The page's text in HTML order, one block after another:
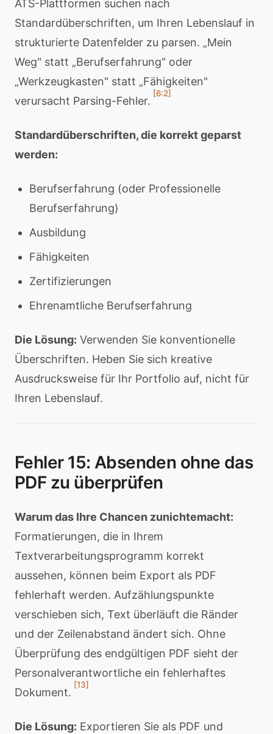
ATS-Plattformen suchen nach
Standardüberschriften, um Ihren Lebenslauf in
strukturierte Datenfelder zu parsen. „Mein
Weg" statt „Berufserfahrung" oder
„Werkzeugkasten" statt „Fähigkeiten"
verursacht Parsing-Fehler.
[6:2]
Standardüberschriften, die korrekt geparst
werden:
Berufserfahrung (oder Professionelle
Berufserfahrung)
Ausbildung
Fähigkeiten
Zertifizierungen
Ehrenamtliche Berufserfahrung
Die Lösung: Verwenden Sie konventionelle
Überschriften. Heben Sie sich kreative
Ausdrucksweise für Ihr Portfolio auf, nicht für
Ihren Lebenslauf.
Fehler 15: Absenden ohne das
PDF zu überprüfen
Warum das Ihre Chancen zunichtemacht:
Formatierungen, die in Ihrem
Textverarbeitungsprogramm korrekt
aussehen, können beim Export als PDF
fehlerhaft werden. Aufzählungspunkte
verschieben sich, Text überläuft die Ränder
und der Zeilenabstand ändert sich. Ohne
Überprüfung des endgültigen PDF sieht der
Personalverantwortliche ein fehlerhaftes
Dokument.
[13]
Die Lösung: Exportieren Sie als PDF und